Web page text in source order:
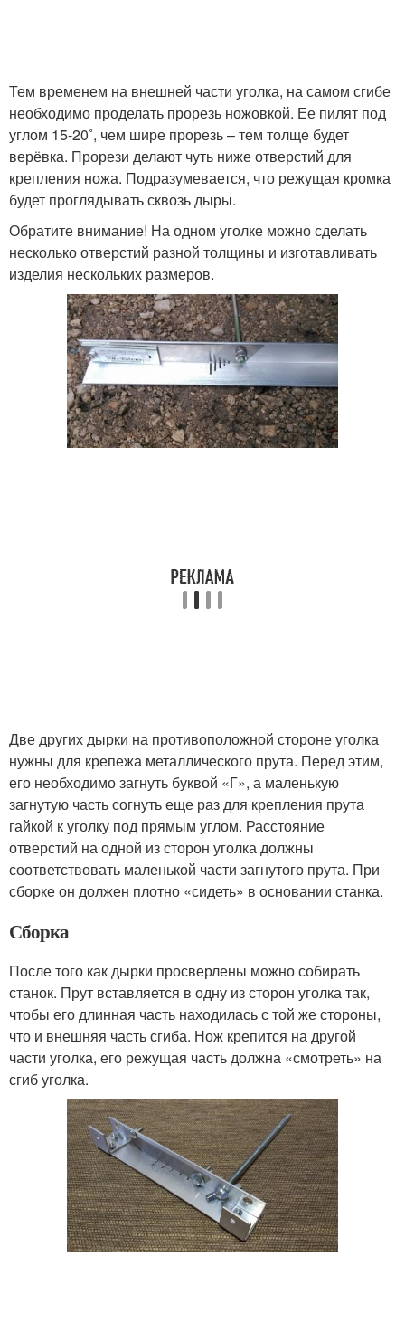
Тем временем на внешней части уголка, на самом сгибе
необходимо проделать прорезь ножовкой. Ее пилят под
углом 15-20˚, чем шире прорезь – тем толще будет
верёвка. Прорези делают чуть ниже отверстий для
крепления ножа. Подразумевается, что режущая кромка
будет проглядывать сквозь дыры.
Обратите внимание! На одном уголке можно сделать
несколько отверстий разной толщины и изготавливать
изделия нескольких размеров.
Две других дырки на противоположной стороне уголка
нужны для крепежа металлического прута. Перед этим,
его необходимо загнуть буквой «Г», а маленькую
загнутую часть согнуть еще раз для крепления прута
гайкой к уголку под прямым углом. Расстояние
отверстий на одной из сторон уголка должны
соответствовать маленькой части загнутого прута. При
сборке он должен плотно «сидеть» в основании станка.
Сборка
После того как дырки просверлены можно собирать
станок. Прут вставляется в одну из сторон уголка так,
чтобы его длинная часть находилась с той же стороны,
что и внешняя часть сгиба. Нож крепится на другой
части уголка, его режущая часть должна «смотреть» на
сгиб уголка.